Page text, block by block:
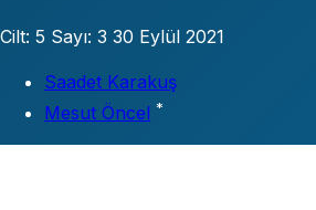
Cilt: 5 Sayı: 3 30 Eylül 2021
Saadet Karakuş
Mesut Öncel *